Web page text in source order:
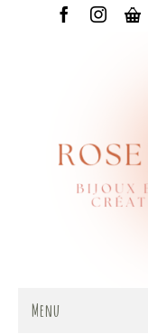
Menu